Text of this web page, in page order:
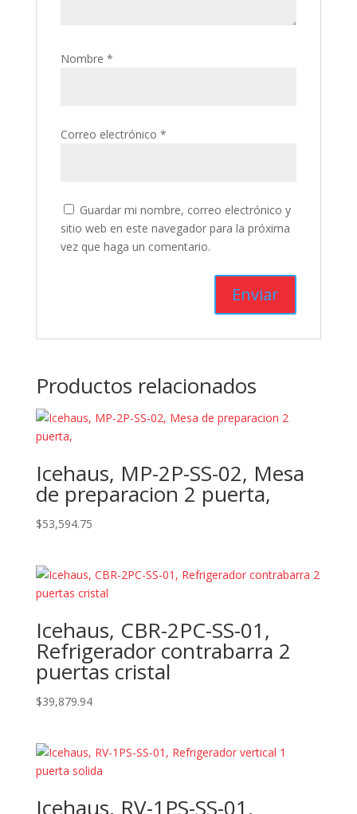
Nombre *
Correo electrónico *
Guardar mi nombre, correo electrónico y
sitio web en este navegador para la próxima
vez que haga un comentario.
Productos relacionados
Icehaus, MP-2P-SS-02, Mesa
de preparacion 2 puerta,
$53,594.75
Icehaus, CBR-2PC-SS-01,
Refrigerador contrabarra 2
puertas cristal
$39,879.94
Icehaus, RV-1PS-SS-01,